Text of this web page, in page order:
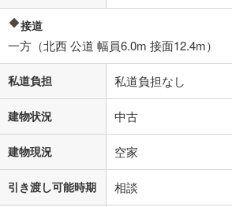
接道
一方（北西 公道 幅員6.0m 接面12.4m）
私道負担 私道負担なし
建物状況 中古
建物現況 空家
引き渡し可能時期 相談